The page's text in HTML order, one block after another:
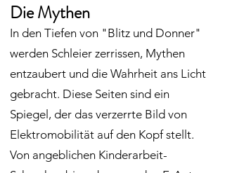
Die Mythen
In den Tiefen von "Blitz und Donner"
werden Schleier zerrissen, Mythen
entzaubert und die Wahrheit ans Licht
gebracht. Diese Seiten sind ein
Spiegel, der das verzerrte Bild von
Elektromobilität auf den Kopf stellt.
Von angeblichen Kinderarbeit-